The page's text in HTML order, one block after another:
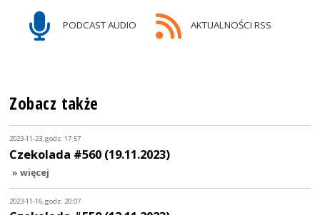
PODCAST AUDIO AKTUALNOŚCI RSS
Zobacz także
2023-11-23, godz. 17:57
Czekolada #560 (19.11.2023)
» więcej
2023-11-16, godz. 20:07